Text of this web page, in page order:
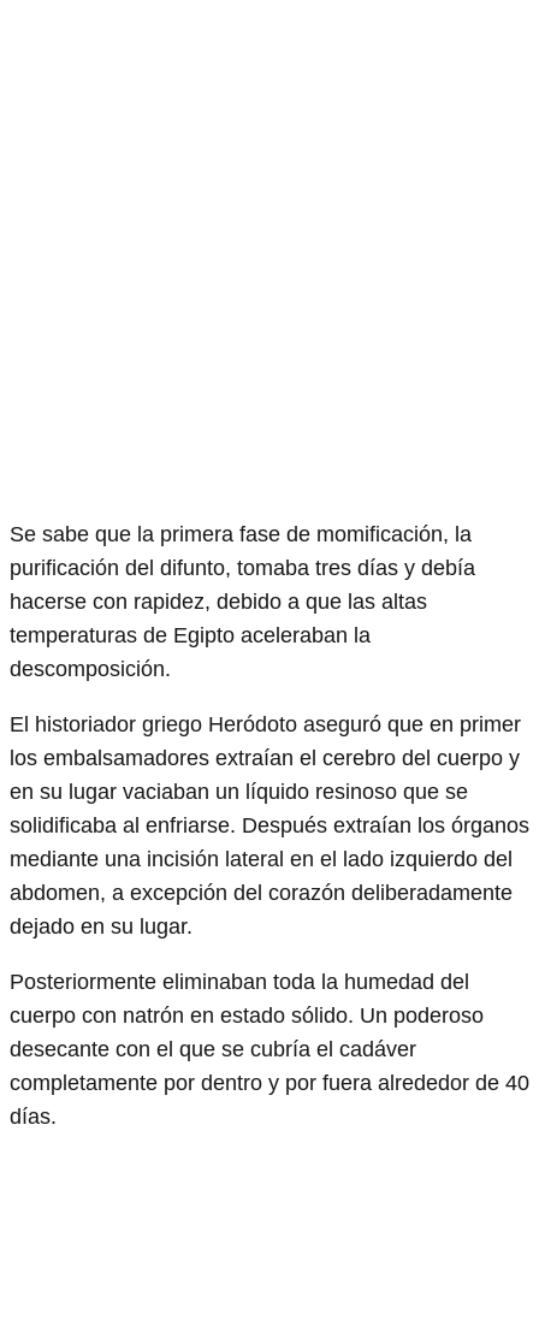
Se sabe que la primera fase de momificación, la
purificación del difunto, tomaba tres días y debía
hacerse con rapidez, debido a que las altas
temperaturas de Egipto aceleraban la
descomposición.
El historiador griego Heródoto aseguró que en primer
los embalsamadores extraían el cerebro del cuerpo y
en su lugar vaciaban un líquido resinoso que se
solidificaba al enfriarse. Después extraían los órganos
mediante una incisión lateral en el lado izquierdo del
abdomen, a excepción del corazón deliberadamente
dejado en su lugar.
Posteriormente eliminaban toda la humedad del
cuerpo con natrón en estado sólido. Un poderoso
desecante con el que se cubría el cadáver
completamente por dentro y por fuera alrededor de 40
días.